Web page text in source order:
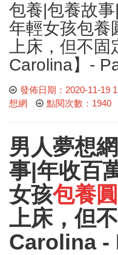
包養|包養故事
年輕女孩包養
上床，但不
Carolina】-
發佈日期：2020-11-19
想網
點閱次數：1940
男人夢想網
事|年收百
女孩包養
上床，但
Carolina -